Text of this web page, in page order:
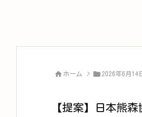
 ホーム >  2026年6月14
【提案】日本熊